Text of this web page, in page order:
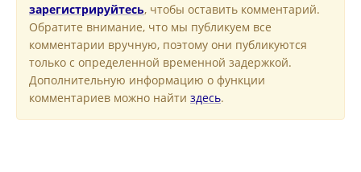
зарегистрируйтесь, чтобы оставить комментарий.
Обратите внимание, что мы публикуем все
комментарии вручную, поэтому они публикуются
только с определенной временной задержкой.
Дополнительную информацию о функции
комментариев можно найти здесь.